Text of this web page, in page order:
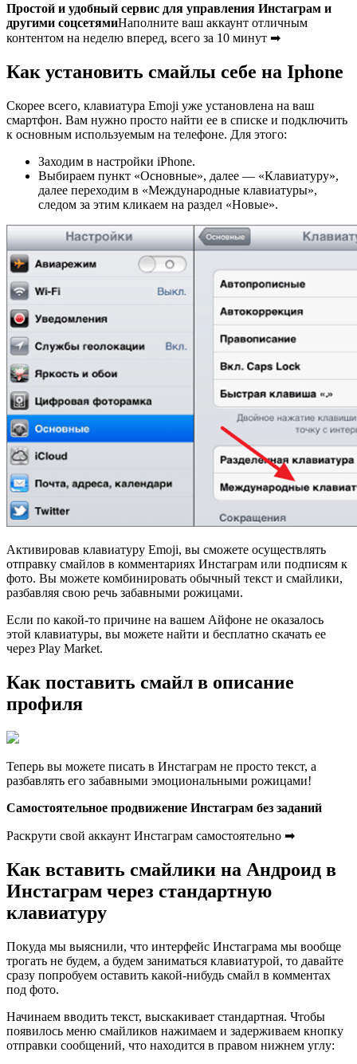
Простой и удобный сервис для управления Инстаграм и
другими соцсетямиНаполните ваш аккаунт отличным
контентом на неделю вперед, всего за 10 минут ➡
Как установить смайлы себе на Iphone
Скорее всего, клавиатура Emoji уже установлена на ваш
смартфон. Вам нужно просто найти ее в списке и подключить
к основным используемым на телефоне. Для этого:
Заходим в настройки iPhone.
Выбираем пункт «Основные», далее — «Клавиатуру»,
далее переходим в «Международные клавиатуры»,
следом за этим кликаем на раздел «Новые».
Активировав клавиатуру Emoji, вы сможете осуществлять
отправку смайлов в комментариях Инстаграм или подписям к
фото. Вы можете комбинировать обычный текст и смайлики,
разбавляя свою речь забавными рожицами.
Если по какой-то причине на вашем Айфоне не оказалось
этой клавиатуры, вы можете найти и бесплатно скачать ее
через Play Market.
Как поставить смайл в описание
профиля
Теперь вы можете писать в Инстаграм не просто текст, а
разбавлять его забавными эмоциональными рожицами!
Самостоятельное продвижение Инстаграм без заданий
Раскрути свой аккаунт Инстаграм самостоятельно ➡
Как вставить смайлики на Андроид в
Инстаграм через стандартную
клавиатуру
Покуда мы выяснили, что интерфейс Инстаграма мы вообще
трогать не будем, а будем заниматься клавиатурой, то давайте
сразу попробуем оставить какой-нибудь смайл в комментах
под фото.
Начинаем вводить текст, выскакивает стандартная. Чтобы
появилось меню смайликов нажимаем и задерживаем кнопку
отправки сообщений, что находится в правом нижнем углу: